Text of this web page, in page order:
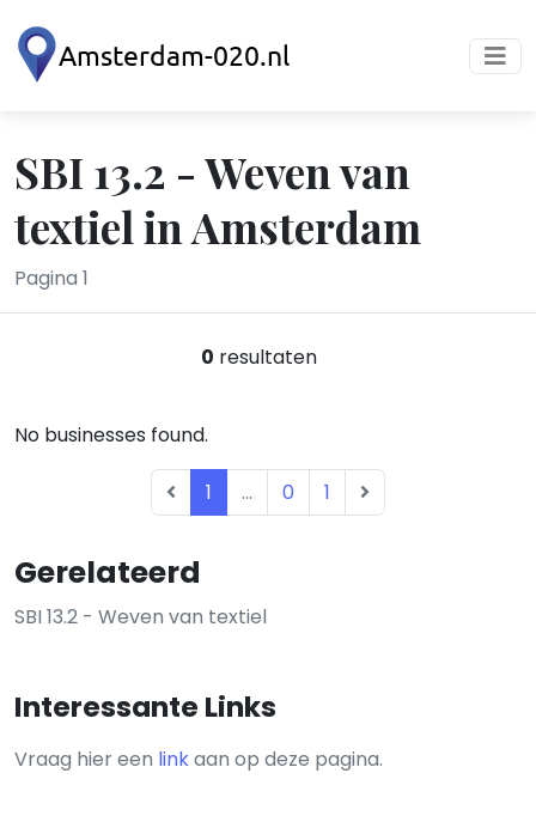
SBI 13.2 - Weven van
textiel in Amsterdam
Pagina 1
Gerelateerd
SBI 13.2 - Weven van textiel
Interessante Links
Vraag hier een linkaan op deze pagina.
0 resultaten
No businesses found.
1 ... 0 1